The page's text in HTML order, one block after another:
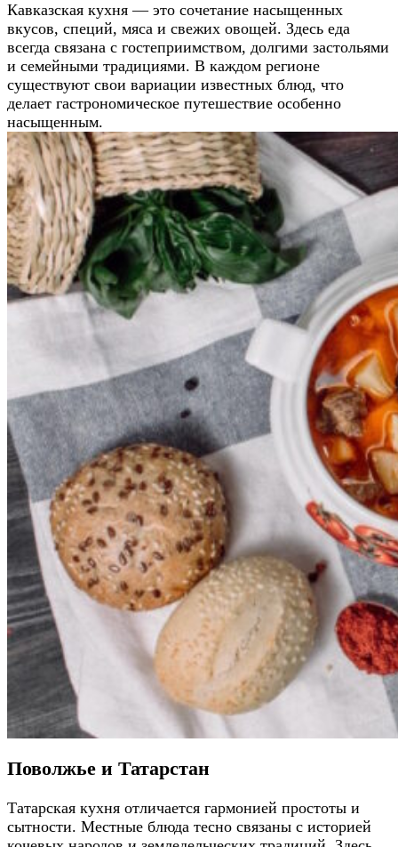
Кавказская кухня — это сочетание насыщенных
вкусов, специй, мяса и свежих овощей. Здесь еда
всегда связана с гостеприимством, долгими застольями
и семейными традициями. В каждом регионе
существуют свои вариации известных блюд, что
делает гастрономическое путешествие особенно
насыщенным.
Поволжье и Татарстан
Татарская кухня отличается гармонией простоты и
сытности. Местные блюда тесно связаны с историей